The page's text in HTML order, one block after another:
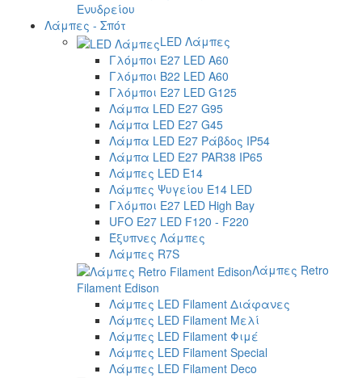
Ενυδρείου
Λάμπες - Σπότ
LED Λάμπες
Γλόμποι E27 LED A60
Γλόμποι B22 LED A60
Γλόμποι E27 LED G125
Λάμπα LED E27 G95
Λάμπα LED E27 G45
Λάμπα LED E27 Ράβδος IP54
Λάμπα LED E27 PAR38 IP65
Λάμπες LED E14
Λάμπες Ψυγείου E14 LED
Γλόμποι E27 LED High Bay
UFO E27 LED F120 - F220
Έξυπνες Λάμπες
Λάμπες R7S
Λάμπες Retro
Filament Edison
Λάμπες LED Filament Διάφανες
Λάμπες LED Filament Μελί
Λάμπες LED Filament Φιμέ
Λάμπες LED Filament Special
Λάμπες LED Filament Deco